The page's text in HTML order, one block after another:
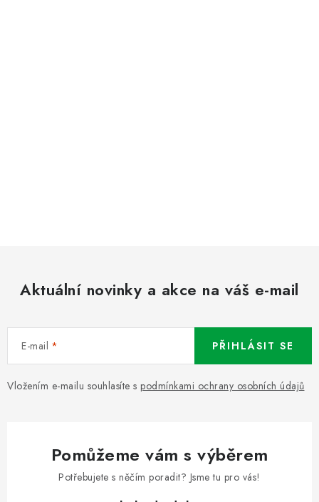
Aktuální novinky a akce na váš e-mail
E-mail
Vložením e-mailu souhlasíte s podmínkami ochrany osobních údajů
PŘIHLÁSIT SE
Pomůžeme vám s výběrem
Potřebujete s něčím poradit? Jsme tu pro vás!